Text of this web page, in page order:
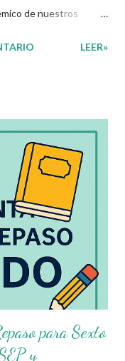
de nuestros
sexto grado de
para niños . Como
con recursos
aprendizaje es
ustedes unas
Sexto Grado de
las cuales abarcan los
la Secretaría de
al programa...
LEER»
para Sexto
y